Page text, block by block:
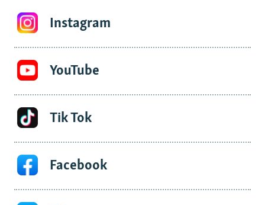
Instagram
YouTube
Tik Tok
Facebook